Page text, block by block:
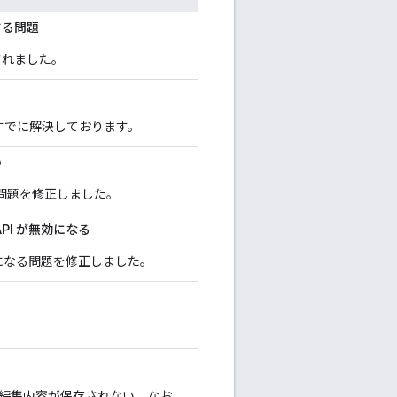
問題
ました。
に解決しております。
を修正しました。
が無効になる
る問題を修正しました。